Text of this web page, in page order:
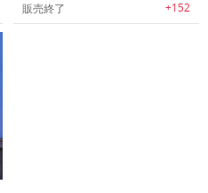
販売終了 +152